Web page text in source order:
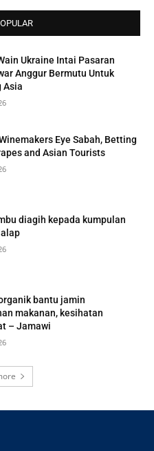
Ukraine Intai Pasaran
Anggur Bermutu Untuk
Asia
Eye Sabah, Betting
and Asian Tourists
diagih kepada kumpulan
bantu jamin
makanan, kesihatan
– Jamawi